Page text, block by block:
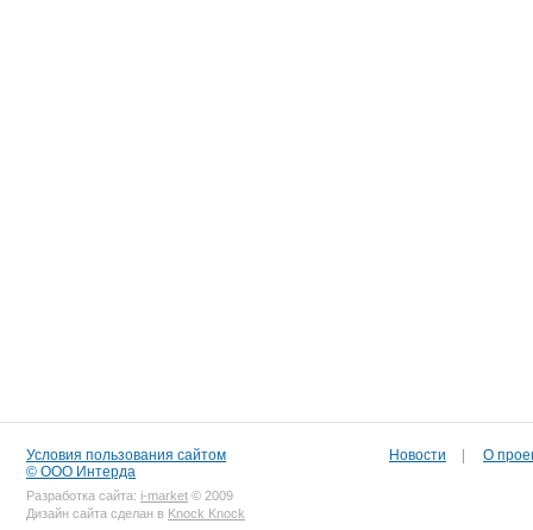
Условия пользования сайтом
© ООО Интерда
Разработка сайта: i-market © 2009
Дизайн сайта сделан в Knock Knock
Новости О